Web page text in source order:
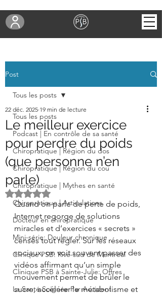
Post
Tous les posts
Podcast | En contrôle de sa santé
Chiropratique | Région du dos
Chiropratique | Région du cou
Chiropratique | Mythes en santé
Chiropratique | Articulations
Docteur en chiropratique
Mini-série: Douleur chronique
Clinique PSB: Rive-sud de Montréal
Clinique PSB à Sainte-Julie: Offres
La Santé Soignée Par Accident
Tous les posts
Le meilleur exercice
pour perdre du poids
(que personne n’en
parle)
22 déc. 2025 19 min de lecture
Noté NaN étoiles sur 5.
Quand on parle de perte de poids,
Internet regorge de solutions
miracles et d’exercices « secrets »
censés tout régler. Sur les réseaux
sociaux, on voit souvent passer des
vidéos affirmant qu’un simple
mouvement permet de brûler le
sucre, accélérer le métabolisme et